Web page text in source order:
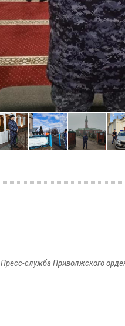
Пресс-служба Приволжского